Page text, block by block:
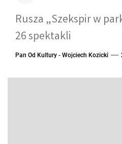
Rusza „Szekspir w
26 spektakli
Pan Od Kultury - Wojciech Kozicki